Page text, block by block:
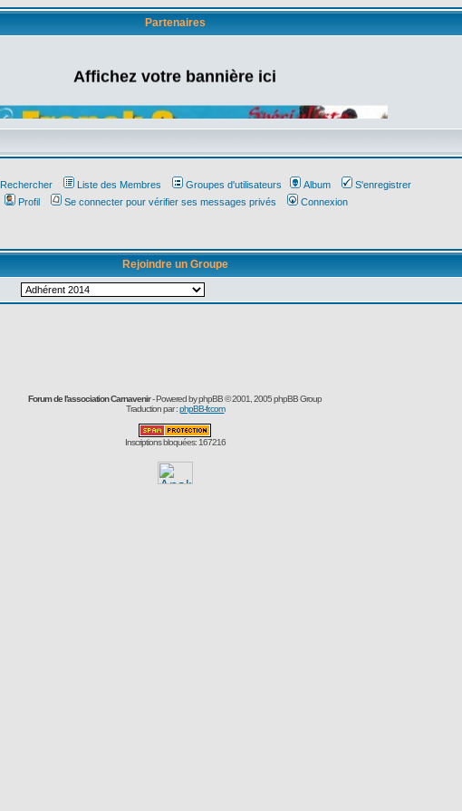
Partenaires
Affichez votre bannière ici
Rechercher Liste des Membres Groupes d'utilisateurs Album
S'enregistrer
Profil
Se connecter pour vérifier ses messages privés Connexion
Rejoindre un Groupe
Forum de l'association Carnavenir- Powered byphpBB© 2001, 2005 phpBB Group
Traduction par :phpBB-fr.com
Inscriptions bloquées: 167216